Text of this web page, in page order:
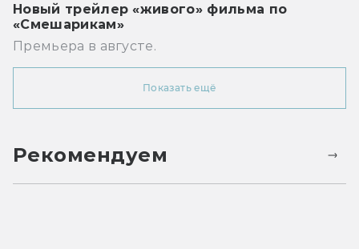
Новый трейлер «живого» фильма по
«Смешарикам»
Премьера в августе.
Показать ещё
Рекомендуем